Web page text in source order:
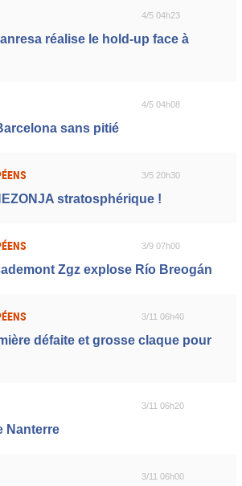
4/5 04h23
réalise le hold-up face à
4/5 04h08
sans pitié
3/5 20h30
stratosphérique !
3/9 07h00
Zgz explose Río Breogán
3/11 06h40
défaite et grosse claque pour
3/11 06h20
Nanterre
3/11 06h00